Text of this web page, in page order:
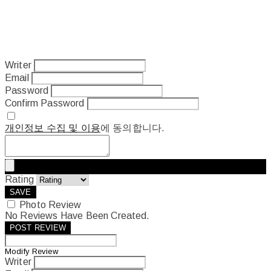
Writer
Email
Password
Confirm Password
개인정보 수집 및 이용에 동의합니다.
Rating
SAVE
Photo Review
No Reviews Have Been Created.
POST REVIEW
Modify Review
Writer